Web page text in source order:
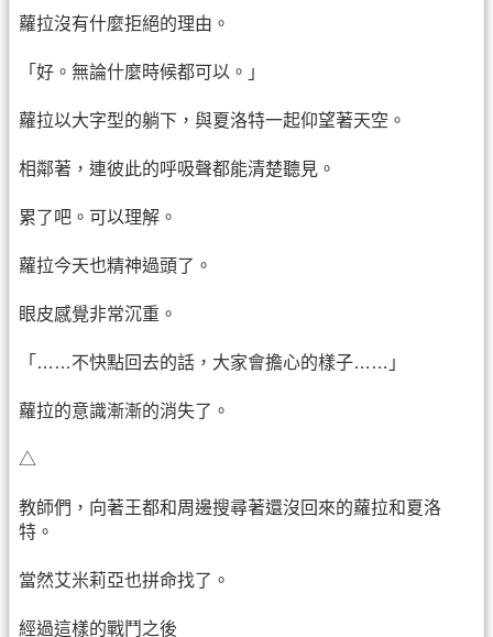
蘿拉沒有什麼拒絕的理由。
「好。無論什麼時候都可以。」
蘿拉以大字型的躺下，與夏洛特一起仰望著天空。
相鄰著，連彼此的呼吸聲都能清楚聽見。
累了吧。可以理解。
蘿拉今天也精神過頭了。
眼皮感覺非常沉重。
「……不快點回去的話，大家會擔心的樣子……」
蘿拉的意識漸漸的消失了。
△
教師們，向著王都和周邊搜尋著還沒回來的蘿拉和夏洛
特。
當然艾米莉亞也拼命找了。
經過這樣的戰鬥之後